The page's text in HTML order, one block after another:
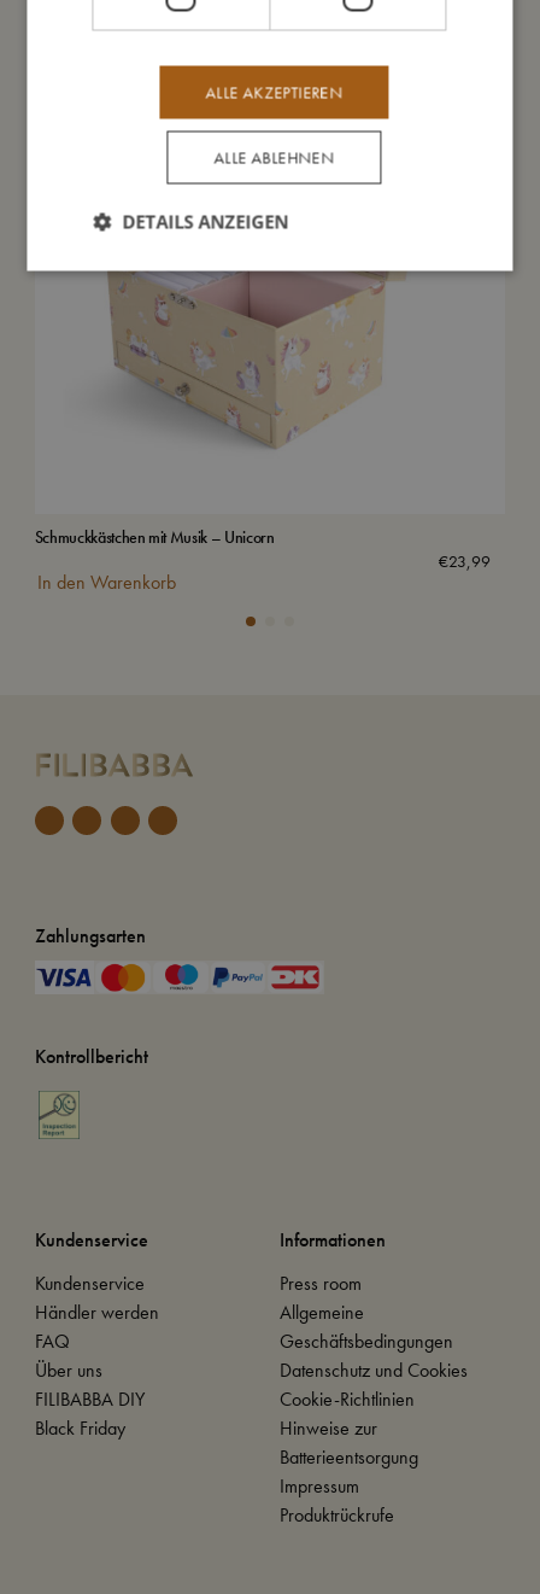
Schmuckkästchen mit Musik – Unicorn
€23,99
In den Warenkorb
Zahlungsarten
Kontrollbericht
Kundenservice
Kundenservice
Händler werden
FAQ
Über uns
FILIBABBA DIY
Black Friday
Informationen
Press room
Allgemeine
Geschäftsbedingungen
Datenschutz und Cookies
Cookie-Richtlinien
Hinweise zur
Batterieentsorgung
Impressum
Produktrückrufe
ALLE AKZEPTIEREN
ALLE ABLEHNEN
DETAILS ANZEIGEN